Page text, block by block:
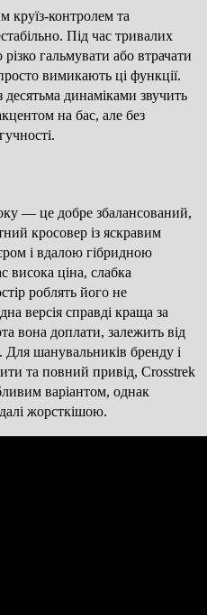
круїз-контролем та
Під час тривалих
гальмувати або втрачати
вимикають ці функції.
десятьма динаміками звучить
на бас, але без
— це добре збалансований,
кросовер із яскравим
і вдалою гібридною
ціна, слабка
роблять його не
версія справді краща за
вона доплати, залежить від
Для шанувальників бренду і
та повний привід, Crosstrek
варіантом, однак
жорсткішою.